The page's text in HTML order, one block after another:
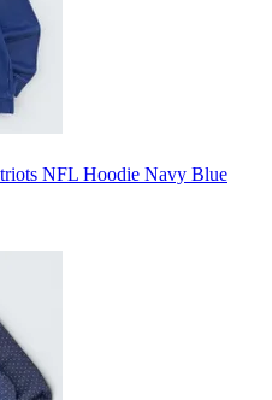
NFL Hoodie Navy Blue